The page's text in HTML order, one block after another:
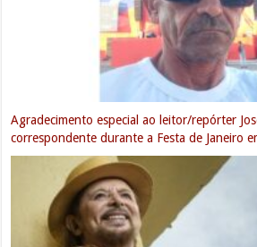
Com Natanzinho Lima confirmado, prefeito
programação completa do Festival de Janeiro